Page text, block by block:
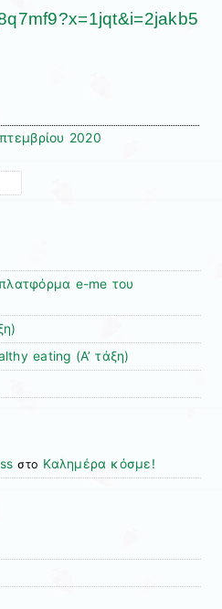
2020
e-me του
eating (Α’ τάξη)
στο Καλημέρα κόσμε!